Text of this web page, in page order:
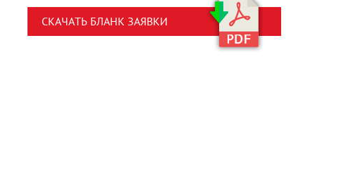
СКАЧАТЬ БЛАНК ЗАЯВКИ